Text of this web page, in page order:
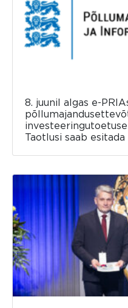
8. juunil algas e-
Taotlusi saab esitada